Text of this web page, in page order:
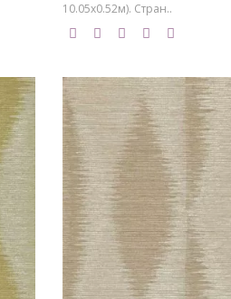
10.05х0.52м). Стран..